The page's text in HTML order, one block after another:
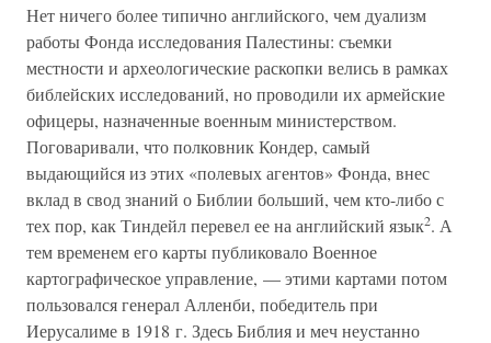
Нет ничего более типично английского, чем дуализм
работы Фонда исследования Палестины: съемки
местности и археологические раскопки велись в рамках
библейских исследований, но проводили их армейские
офицеры, назначенные военным министерством.
Поговаривали, что полковник Кондер, самый
выдающийся из этих «полевых агентов» Фонда, внес
вклад в свод знаний о Библии больший, чем кто-либо с
тех пор, как Тиндейл перевел ее на английский язык2. А
тем временем его карты публиковало Военное
картографическое управление, — этими картами потом
пользовался генерал Алленби, победитель при
Иерусалиме в 1918 г. Здесь Библия и меч неустанно